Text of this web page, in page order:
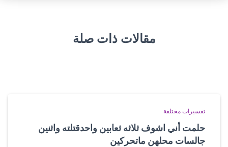
مقالات ذات صلة
تفسيرات مختلفة
حلمت أني اشوف ثلاثه ثعابين واحدقتلته واثنين
جالسات محلهن ماتحركين